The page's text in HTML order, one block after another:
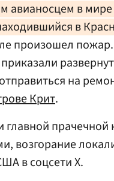
в мире
в
произошел
на
Крит.
прачечной
возгорание
в соцсети Х.